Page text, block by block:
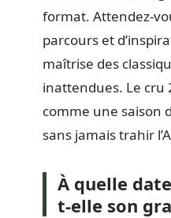
format. Attendez-
parcours et
maîtrise des
inattendues. Le cru
comme une saison
sans jamais trahir
À quelle
t-elle son